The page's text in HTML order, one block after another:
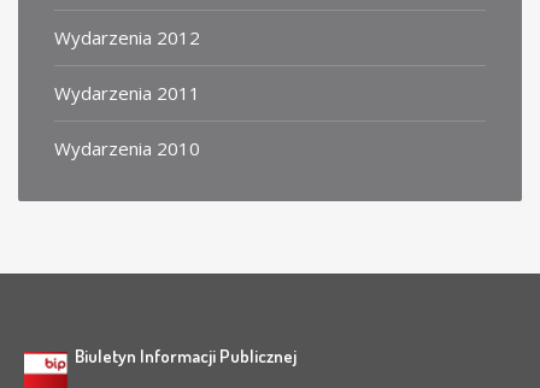
Wydarzenia 2012
Wydarzenia 2011
Wydarzenia 2010
Biuletyn Informacji Publicznej